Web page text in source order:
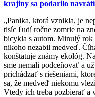
krajiny sa podarilo
„Panika, ktorá vznikla, je
tisíc ľudí ročne zomrie na
bicykla s autom. Minulý
nikoho nezabil medveď.
konštatuje známy ekológ.
sme nemali podceňovať a
prichádzať s riešeniami,
sa, že medveď niekomu
Vtedy ich treba pozbierať a